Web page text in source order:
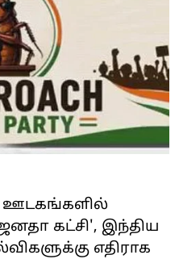
ஊடகங்களில்
கட்சி', இந்திய
எதிராக